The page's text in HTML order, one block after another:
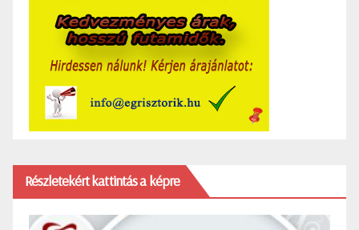
Részletekért kattintás a képre